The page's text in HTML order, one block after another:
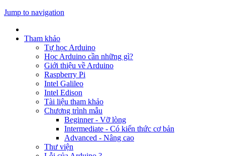
Jump to navigation
Tham khảo
Tự học Arduino
Học Arduino cần những gì?
Giới thiệu về Arduino
Raspberry Pi
Intel Galileo
Intel Edison
Tài liệu tham khảo
Chương trình mẫu
Beginner - Vỡ lòng
Intermediate - Có kiến thức cơ bản
Advanced - Nâng cao
Thư viện